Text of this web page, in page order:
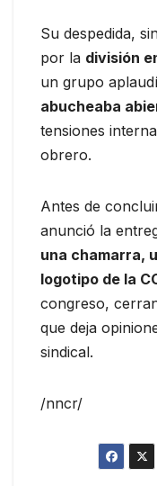
Su despedida,
por la división
un grupo
abucheaba
tensiones
obrero.
Antes de
anunció la
una chamarra,
logotipo de la
congreso,
que deja
sindical.
/nncr/